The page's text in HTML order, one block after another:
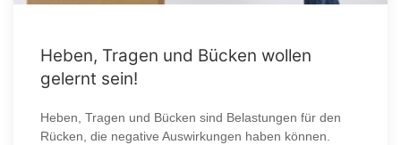
Heben, Tragen und Bücken wollen
gelernt sein!
Heben, Tragen und Bücken sind Belastungen für den
Rücken, die negative Auswirkungen haben können.